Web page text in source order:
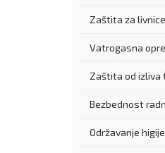
Zaštita za livnice
Vatrogasna
Zaštita od izliva
Bezbednost
Održavanje